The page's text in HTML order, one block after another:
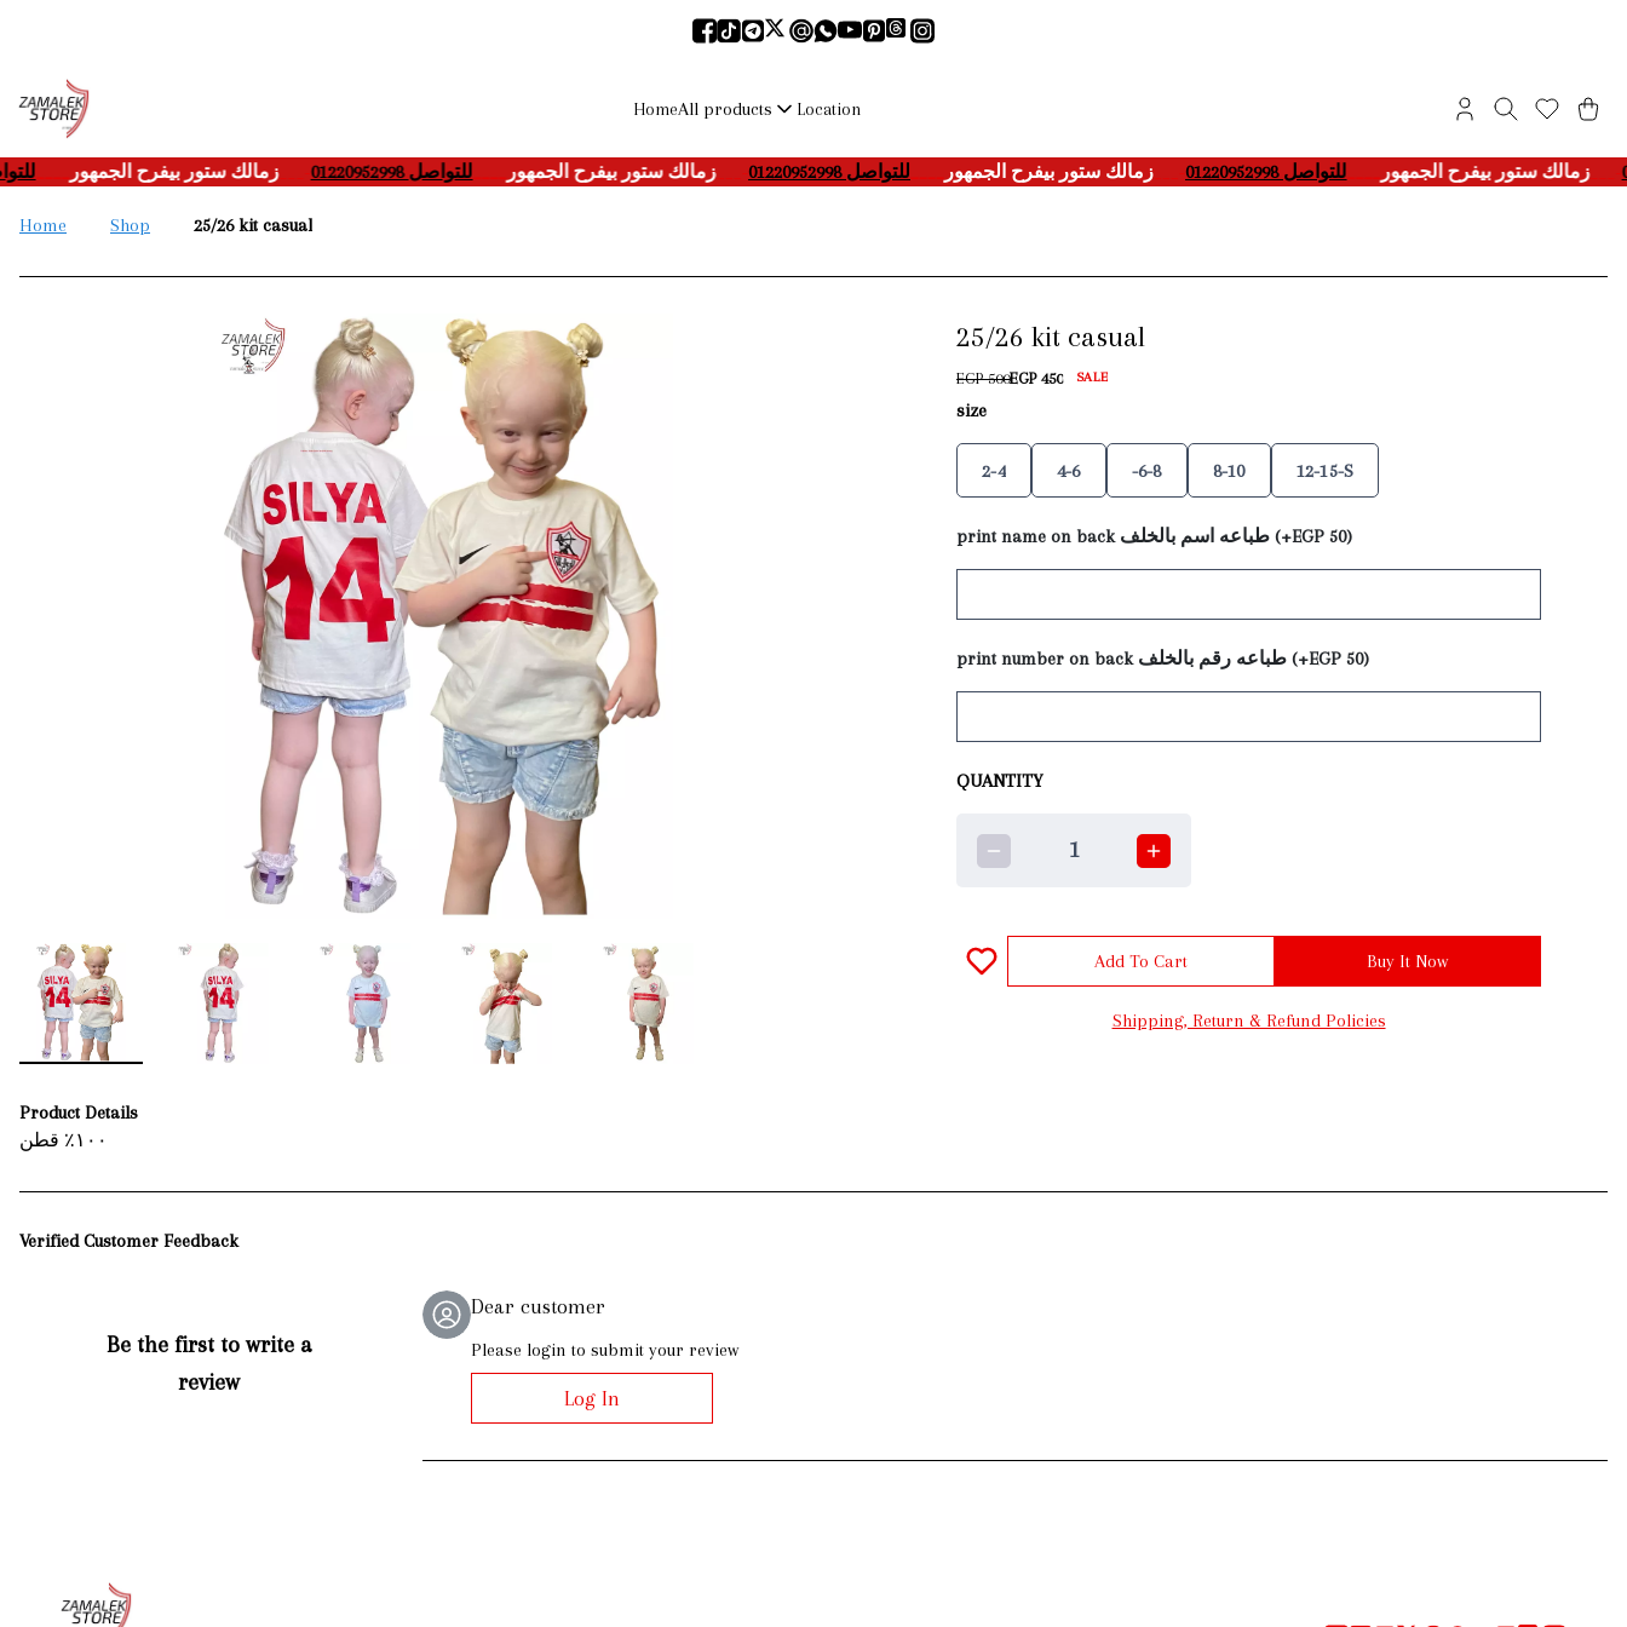
HomeAll products Location
زمالك ستور بيفرح الجمهور ____ ___- زمالك ستور بيفرح الجمهور ____للتواصل 01220952998 ___- زمالك ستور بيفرح الجمهور ____للتواصل 01220952998 ___- زمالك ستور بيفرح الجمهور ____للتواصل 01220952998 ___-
Home Shop 25/26 kit casual
Product Details
25/26 kit casual
EGP 500EGP 450 SALE
size
2-4 4-6 -6-8 8-10 12-15-S
print name on back طباعه اسم بالخلف (+EGP 50)
print number on back طباعه رقم بالخلف (+EGP 50)
QUANTITY
1
Add To Cart Buy It Now
Shipping, Return & Refund Policies
Verified Customer Feedback
Be the first to write a
review
Dear customer
Please login to submit your review
Log In